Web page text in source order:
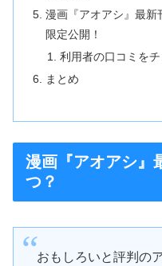
漫画『アオアシ』最新
限定公開！
利用者の口コミをチ
まとめ
漫画『アオアシ』
つ？
おもしろいと評判の